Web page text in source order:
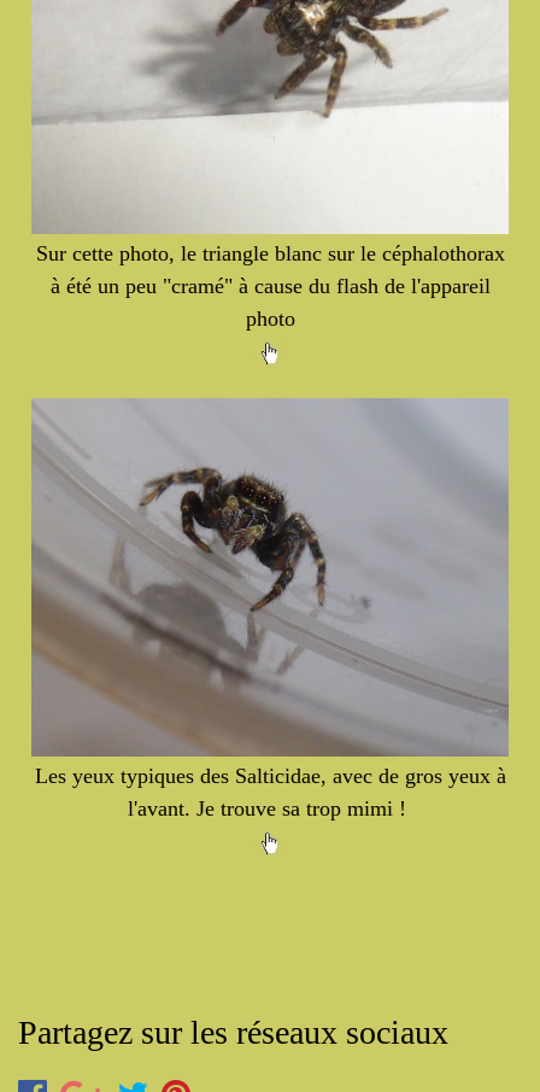
Sur cette photo, le triangle blanc sur le céphalothorax
à été un peu "cramé" à cause du flash de l'appareil
photo
Les yeux typiques des Salticidae, avec de gros yeux à
l'avant. Je trouve sa trop mimi !
Partagez sur les réseaux sociaux